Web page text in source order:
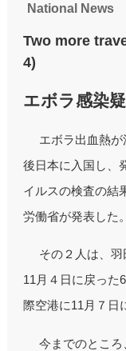
National News
Two more
4)
エボラ感染
エボラ出血熱
後日本に入国し、
イルスの検査の結
労働省が発表した。
その２人は、
11月４日に戻った
際空港に11月７日
今までのとこ